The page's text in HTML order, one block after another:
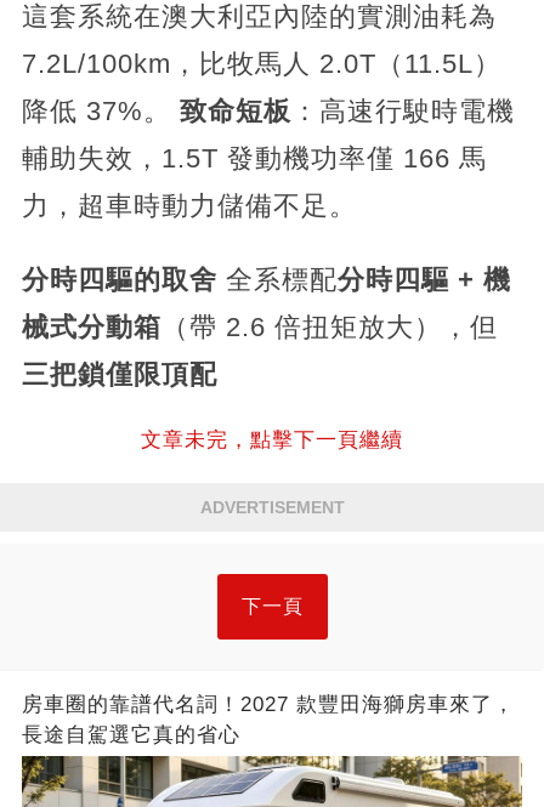
這套系統在澳大利亞內陸的實測油耗為
7.2L/100km，比牧馬人 2.0T（11.5L）
降低 37%。 致命短板 ：高速行駛時電機
輔助失效，1.5T 發動機功率僅 166 馬
力，超車時動力儲備不足。
分時四驅的取舍 全系標配分時四驅 + 機
械式分動箱 （帶 2.6 倍扭矩放大），但
三把鎖僅限頂配
文章未完，點擊下一頁繼續
ADVERTISEMENT
下一頁
房車圈的靠譜代名詞！2027 款豐田海獅房車來了，
長途自駕選它真的省心